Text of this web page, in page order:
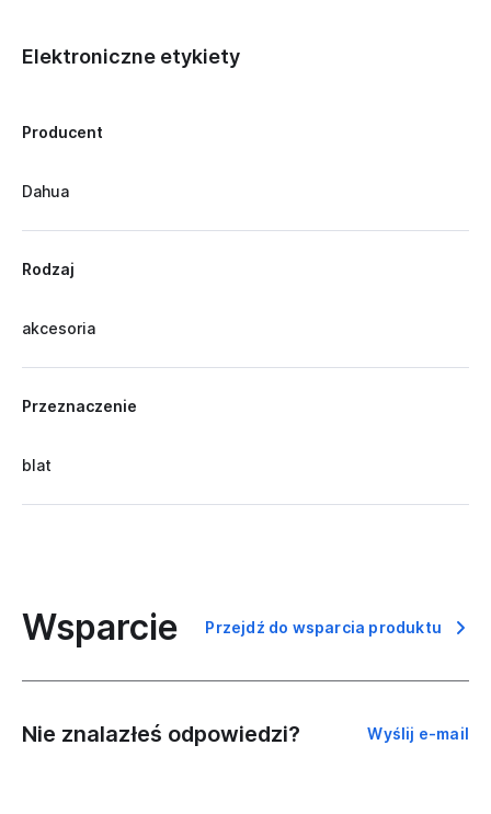
Elektroniczne etykiety
Producent
Dahua
Rodzaj
akcesoria
Przeznaczenie
blat
Wsparcie Przejdź do wsparcia produktu
Nie znalazłeś odpowiedzi? Wyślij e-mail